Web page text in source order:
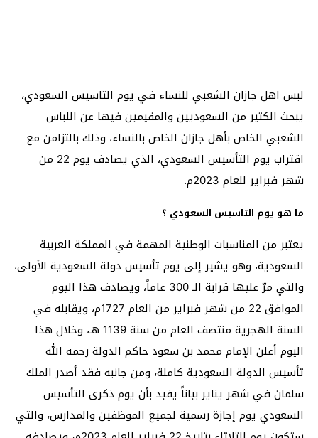
لبس اهل جازان الشعبي للنساء في يوم التاسيس السعودي،
يبحث الكثير من السعوديين والمقيمين فيها عن اللباس
الشعبي الخاص بأهل جازان الخاص بالنساء، وذلك بالتزامن مع
اقتراب يوم التأسيس السعودي، الذي يصادف يوم 22 من
شهر فبراير للعام 2023م.
ما هو يوم التاسيس السعودي ؟
يعتبر من المناسبات الوطنية المهمة في المملكة العربية
السعودية، وهو يشير إلى يوم تأسيس دولة السعودية الأولى،
والتي مرّ عليها قرابة الـ 300 عاماً، ويصادف هذا اليوم
الموافق 22 من شهر فبراير من العام 1727م، ويقابله في
السنة الهجرية منتصف العام من سنة 1139 هـ، وخلال هذا
اليوم أعلن الإمام محمد بن سعود حاكم الدولة رحمه الله
تأسيس الدولة السعودية كاملة، ومن جانبه فقد أصدر الملك
سلمان في شهر يناير بياناً يفيد بأن يوم ذكرى التأسيس
السعودي يوم إجازة رسمية لجميع الموظفين والمدارس، والتي